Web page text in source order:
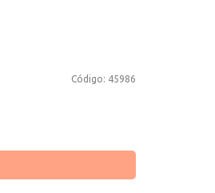
Código: 45986